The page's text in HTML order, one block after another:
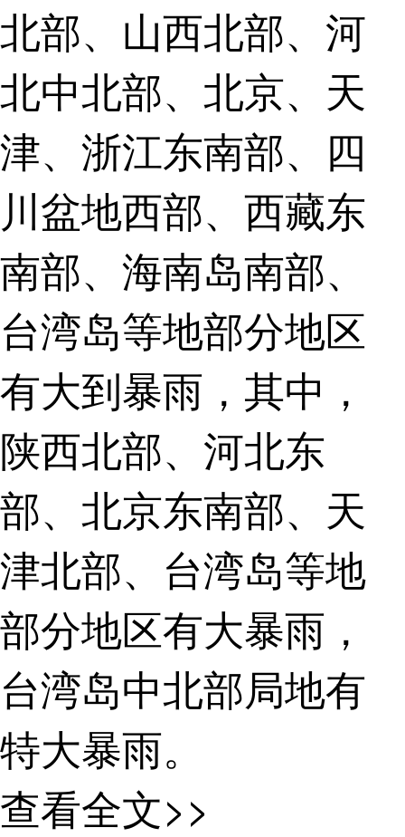
北部、山西北部、河
北中北部、北京、天
津、浙江东南部、四
川盆地西部、西藏东
南部、海南岛南部、
台湾岛等地部分地区
有大到暴雨，其中，
陕西北部、河北东
部、北京东南部、天
津北部、台湾岛等地
部分地区有大暴雨，
台湾岛中北部局地有
特大暴雨。
查看全文>>